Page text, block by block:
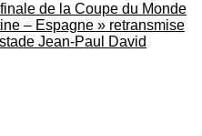
de la Coupe du Monde
– Espagne » retransmise
Jean-Paul David